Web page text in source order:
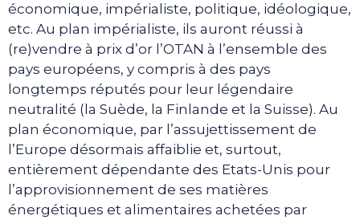
économique, impérialiste, politique, idéologique,
etc. Au plan impérialiste, ils auront réussi à
(re)vendre à prix d’or l’OTAN à l’ensemble des
pays européens, y compris à des pays
longtemps réputés pour leur légendaire
neutralité (la Suède, la Finlande et la Suisse). Au
plan économique, par l’assujettissement de
l’Europe désormais affaiblie et, surtout,
entièrement dépendante des Etats-Unis pour
l’approvisionnement de ses matières
énergétiques et alimentaires achetées par